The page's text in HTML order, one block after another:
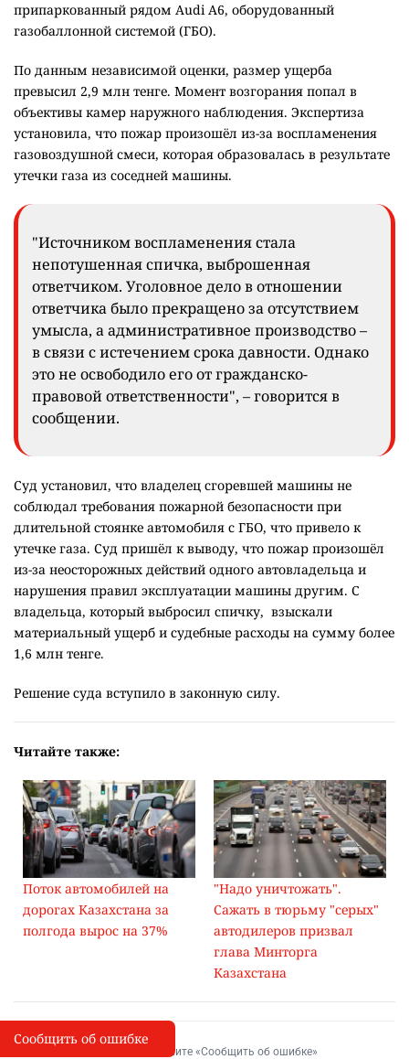
припаркованный рядом Audi A6, оборудованный
газобаллонной системой (ГБО).
По данным независимой оценки, размер ущерба
превысил 2,9 млн тенге. Момент возгорания попал в
объективы камер наружного наблюдения. Экспертиза
установила, что пожар произошёл из-за воспламенения
газовоздушной смеси, которая образовалась в результате
утечки газа из соседней машины.
"Источником воспламенения стала
непотушенная спичка, выброшенная
ответчиком. Уголовное дело в отношении
ответчика было прекращено за отсутствием
умысла, а административное производство –
в связи с истечением срока давности. Однако
это не освободило его от гражданско-
правовой ответственности", – говорится в
сообщении.
Суд установил, что владелец сгоревшей машины не
соблюдал требования пожарной безопасности при
длительной стоянке автомобиля с ГБО, что привело к
утечке газа. Суд пришёл к выводу, что пожар произошёл
из-за неосторожных действий одного автовладельца и
нарушения правил эксплуатации машины другим. С
владельца, который выбросил спичку, взыскали
материальный ущерб и судебные расходы на сумму более
1,6 млн тенге.
Решение суда вступило в законную силу.
Читайте также:
Поток автомобилей на
дорогах Казахстана за
полгода вырос на 37%
"Надо уничтожать".
Сажать в тюрьму "серых"
автодилеров призвал
глава Минторга
Казахстана
I
Сообщить об опечатке
Выделите фрагмент и нажмите «Сообщить об ошибке»
Сообщить об ошибке